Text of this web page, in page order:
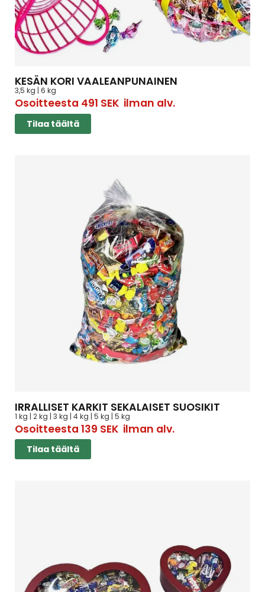
KESÄN KORI VAALEANPUNAINEN
3,5 kg | 6 kg
Osoitteesta 491 SEKilman alv.
Tilaa täältä
IRRALLISET KARKIT SEKALAISET SUOSIKIT
1 kg | 2 kg | 3 kg | 4 kg | 5 kg | 5 kg
Osoitteesta 139 SEKilman alv.
Tilaa täältä